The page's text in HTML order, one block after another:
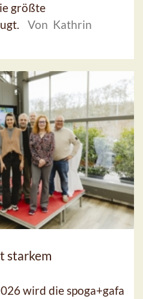
größte
Von Kathrin
starkem
wird die spoga+gafa